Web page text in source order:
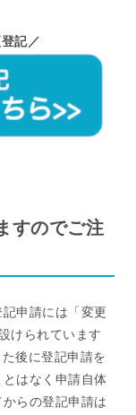
記／
すのでご注
申請には「変更
けられています
後に登記申請を
はなく申請自体
らの登記申請は